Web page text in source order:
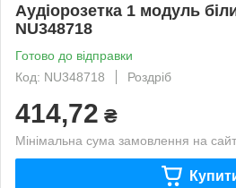
Аудіорозетка 1 модуль
NU348718
Готово до відправки
Код: NU348718
Роздріб
414,72 ₴
Мінімальна сума замовлення на